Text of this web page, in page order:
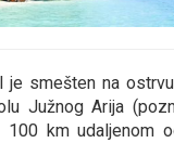
je smešten na
Južnog Arija
100 km udaljenom